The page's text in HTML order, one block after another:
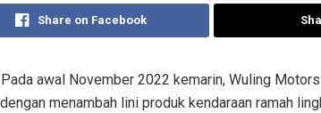
Share on Facebook
Pada awal November 2022 kemarin, Wuling
menambah lini produk kendaraan ramah